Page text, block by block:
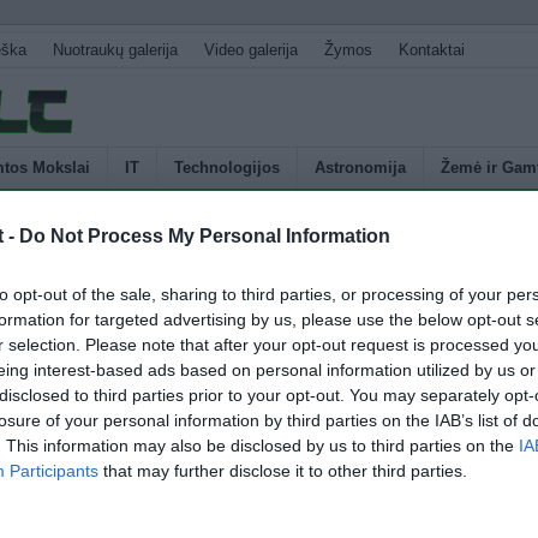
- Do Not Process My Personal Information
opt-out of the sale, sharing to third parties, or processing of your
for targeted advertising by us, please use the below opt-out
selection. Please note that after your opt-out request is processed
interest-based ads based on personal information utilized by us
to third parties prior to your opt-out. You may separately
of your personal information by third parties on the IAB’s list of
This information may also be disclosed by us to third parties on the
Participants that may further disclose it to other third parties.
Nuotraukų galerija Video galerija Žymos Kontaktai
Mokslai IT Technologijos Astronomija Žemė ir
inžinierių komanda sukūrė būdą, kuriuo galima sukurti beveik 71 metro
Anksčiau yra pavykę sukurti ir ilgesnius lankus, tačiau norint jonizuoti
reikia didelių energijos išteklių. Naujoji technologija reikalauja
Lanką sudaro 0,2 mm storio varinis laidas. Kai yra įjungiama
sukurdamas šviesos pliūpsnį, trunkantį […]